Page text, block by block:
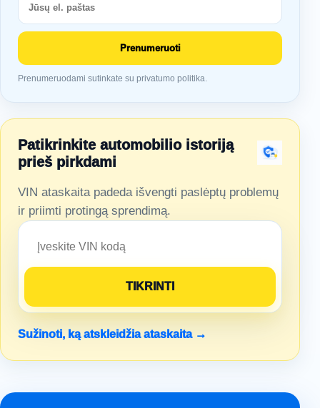
Prenumeruoti
Prenumeruodami sutinkate su privatumo politika.
Patikrinkite automobilio istoriją
prieš pirkdami
VIN ataskaita padeda išvengti paslėptų problemų
ir priimti protingą sprendimą.
Sužinoti, ką atskleidžia ataskaita →